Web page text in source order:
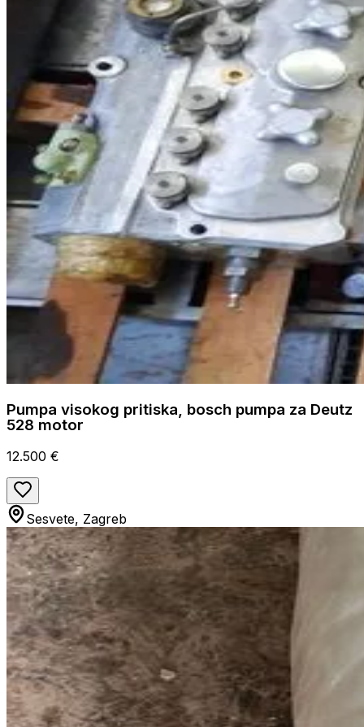
Pumpa visokog pritiska, bosch pumpa za Deutz
528 motor
12.500 €
Sesvete, Zagreb